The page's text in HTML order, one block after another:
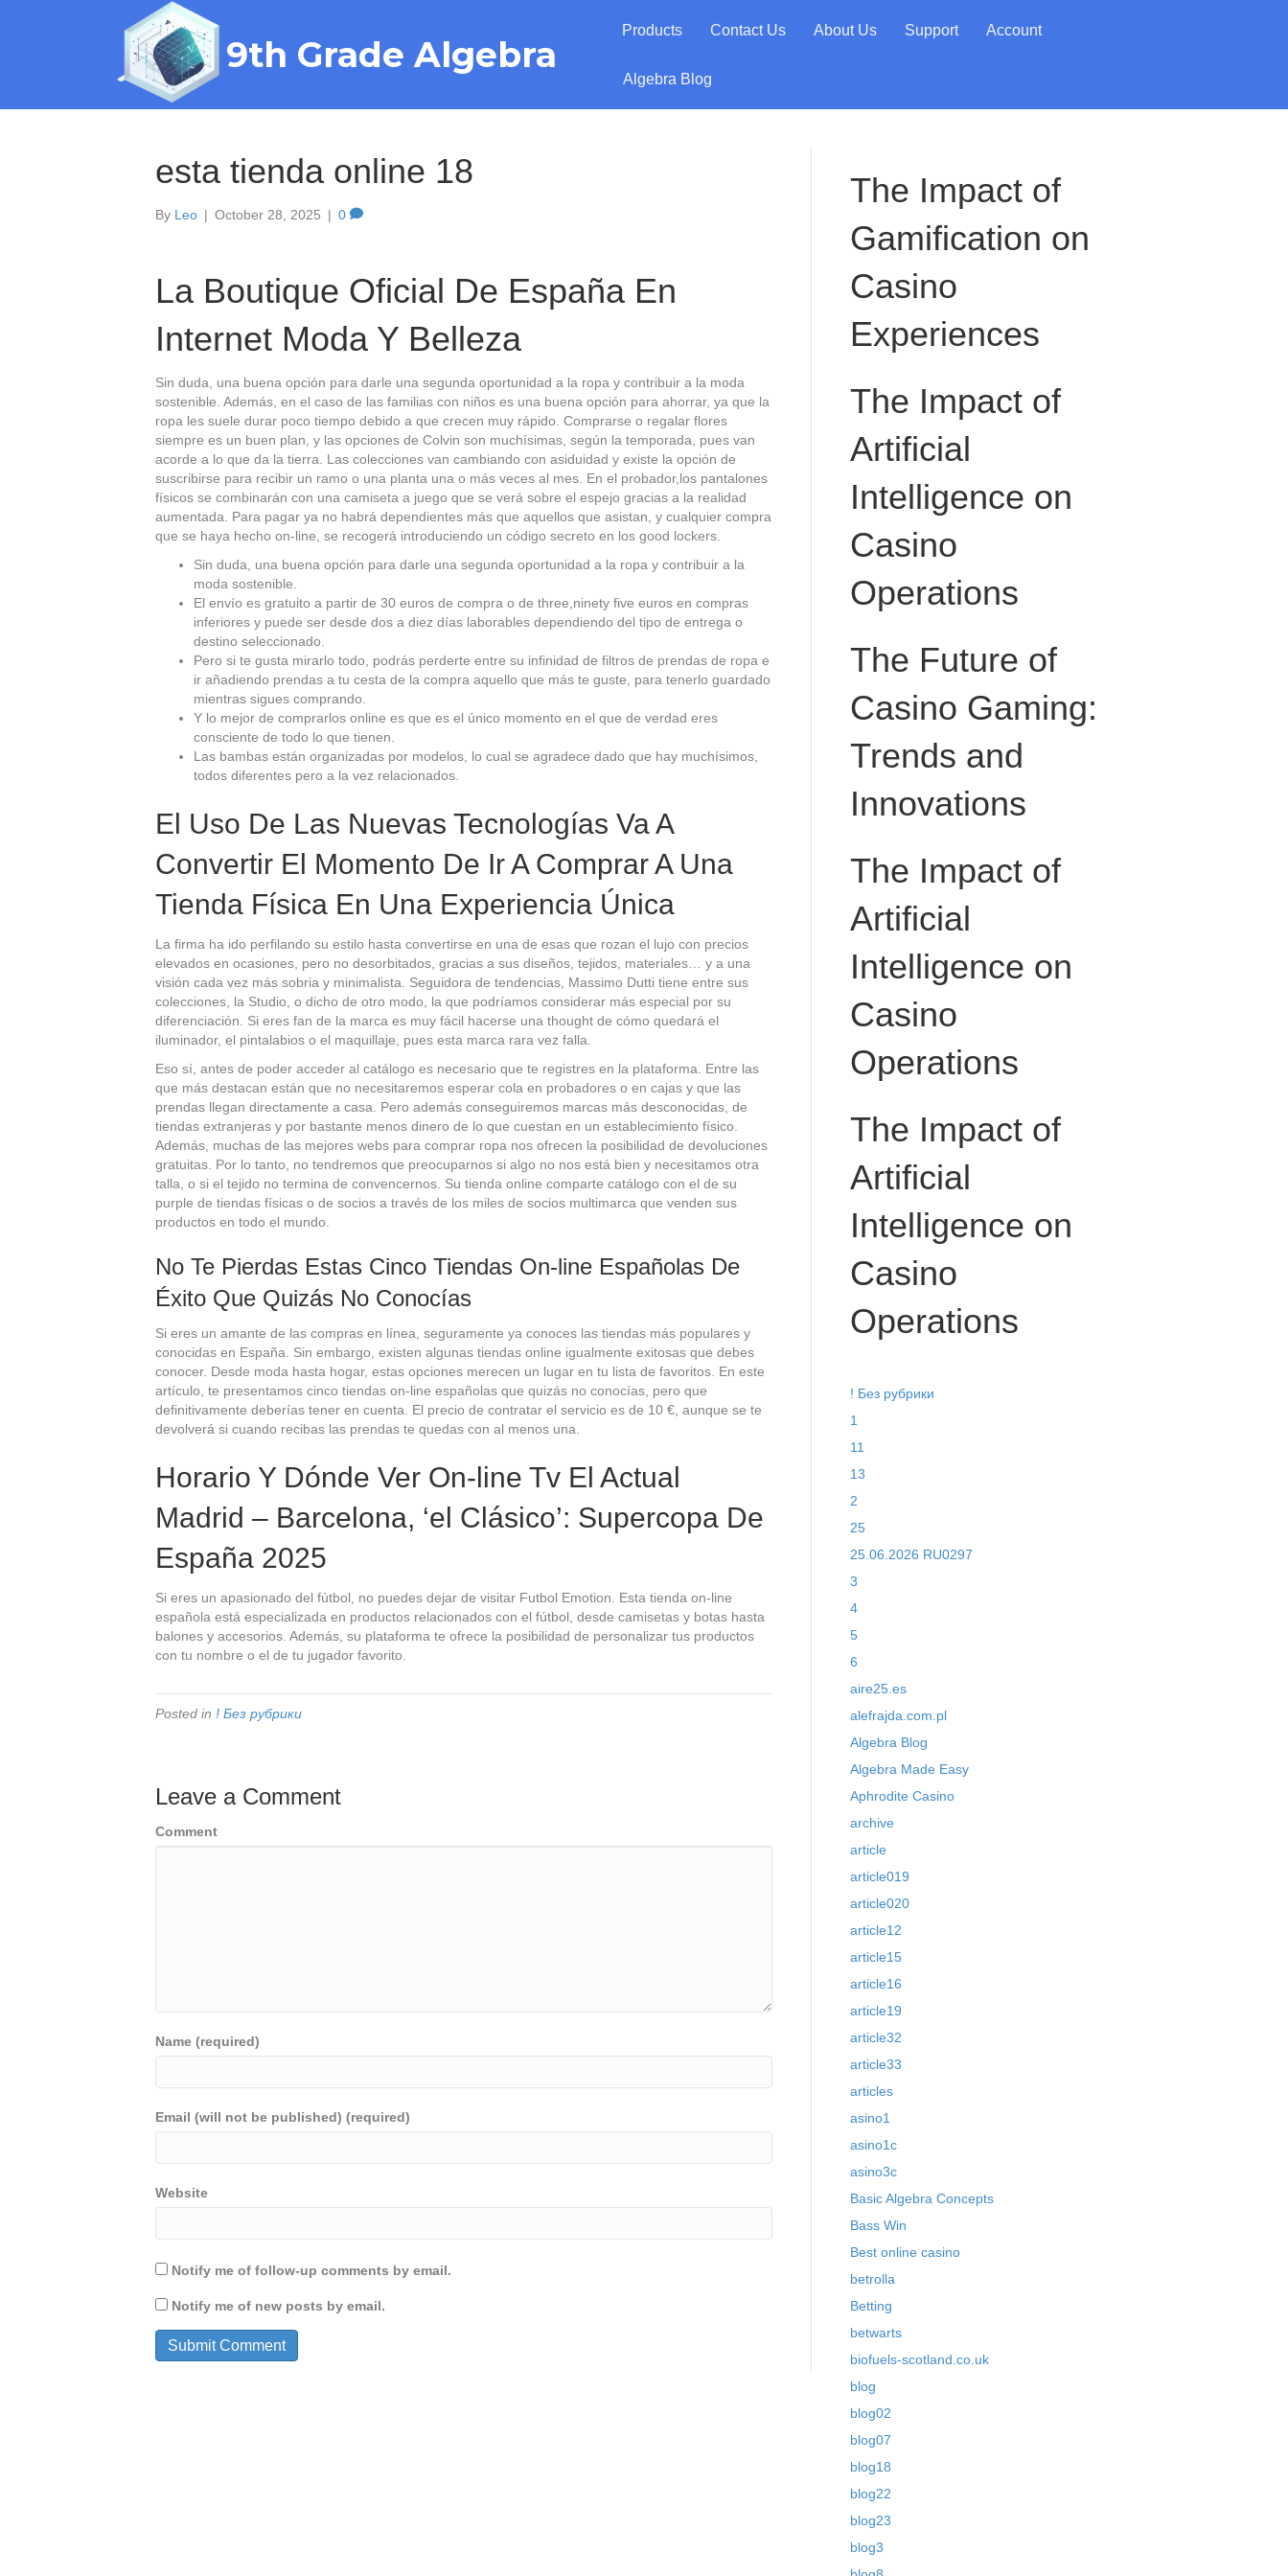
9th Grade Algebra
Products Contact Us About Us Support Account
Algebra Blog
esta tienda online 18
By Leo | October 28, 2025 | 0
La Boutique Oficial De España En
Internet Moda Y Belleza
Sin duda, una buena opción para darle una segunda oportunidad a la ropa y contribuir a la moda
sostenible. Además, en el caso de las familias con niños es una buena opción para ahorrar, ya que la
ropa les suele durar poco tiempo debido a que crecen muy rápido. Comprarse o regalar flores
siempre es un buen plan, y las opciones de Colvin son muchísimas, según la temporada, pues van
acorde a lo que da la tierra. Las colecciones van cambiando con asiduidad y existe la opción de
suscribirse para recibir un ramo o una planta una o más veces al mes. En el probador,los pantalones
físicos se combinarán con una camiseta a juego que se verá sobre el espejo gracias a la realidad
aumentada. Para pagar ya no habrá dependientes más que aquellos que asistan, y cualquier compra
que se haya hecho on-line, se recogerá introduciendo un código secreto en los good lockers.
Sin duda, una buena opción para darle una segunda oportunidad a la ropa y contribuir a la
moda sostenible.
El envío es gratuito a partir de 30 euros de compra o de three,ninety five euros en compras
inferiores y puede ser desde dos a diez días laborables dependiendo del tipo de entrega o
destino seleccionado.
Pero si te gusta mirarlo todo, podrás perderte entre su infinidad de filtros de prendas de ropa e
ir añadiendo prendas a tu cesta de la compra aquello que más te guste, para tenerlo guardado
mientras sigues comprando.
Y lo mejor de comprarlos online es que es el único momento en el que de verdad eres
consciente de todo lo que tienen.
Las bambas están organizadas por modelos, lo cual se agradece dado que hay muchísimos,
todos diferentes pero a la vez relacionados.
El Uso De Las Nuevas Tecnologías Va A
Convertir El Momento De Ir A Comprar A Una
Tienda Física En Una Experiencia Única
La firma ha ido perfilando su estilo hasta convertirse en una de esas que rozan el lujo con precios
elevados en ocasiones, pero no desorbitados, gracias a sus diseños, tejidos, materiales… y a una
visión cada vez más sobria y minimalista. Seguidora de tendencias, Massimo Dutti tiene entre sus
colecciones, la Studio, o dicho de otro modo, la que podríamos considerar más especial por su
diferenciación. Si eres fan de la marca es muy fácil hacerse una thought de cómo quedará el
iluminador, el pintalabios o el maquillaje, pues esta marca rara vez falla.
Eso sí, antes de poder acceder al catálogo es necesario que te registres en la plataforma. Entre las
que más destacan están que no necesitaremos esperar cola en probadores o en cajas y que las
prendas llegan directamente a casa. Pero además conseguiremos marcas más desconocidas, de
tiendas extranjeras y por bastante menos dinero de lo que cuestan en un establecimiento físico.
Además, muchas de las mejores webs para comprar ropa nos ofrecen la posibilidad de devoluciones
gratuitas. Por lo tanto, no tendremos que preocuparnos si algo no nos está bien y necesitamos otra
talla, o si el tejido no termina de convencernos. Su tienda online comparte catálogo con el de su
purple de tiendas físicas o de socios a través de los miles de socios multimarca que venden sus
productos en todo el mundo.
No Te Pierdas Estas Cinco Tiendas On-line Españolas De
Éxito Que Quizás No Conocías
Si eres un amante de las compras en línea, seguramente ya conoces las tiendas más populares y
conocidas en España. Sin embargo, existen algunas tiendas online igualmente exitosas que debes
conocer. Desde moda hasta hogar, estas opciones merecen un lugar en tu lista de favoritos. En este
artículo, te presentamos cinco tiendas on-line españolas que quizás no conocías, pero que
definitivamente deberías tener en cuenta. El precio de contratar el servicio es de 10 €, aunque se te
devolverá si cuando recibas las prendas te quedas con al menos una.
Horario Y Dónde Ver On-line Tv El Actual
Madrid – Barcelona, ‘el Clásico’: Supercopa De
España 2025
Si eres un apasionado del fútbol, no puedes dejar de visitar Futbol Emotion. Esta tienda on-line
española está especializada en productos relacionados con el fútbol, desde camisetas y botas hasta
balones y accesorios. Además, su plataforma te ofrece la posibilidad de personalizar tus productos
con tu nombre o el de tu jugador favorito.
Posted in ! Без рубрики
Leave a Comment
Comment
Name (required)
Email (will not be published) (required)
Website
Notify me of follow-up comments by email.
Notify me of new posts by email.
The Impact of
Gamification on
Casino
Experiences
The Impact of
Artificial
Intelligence on
Casino
Operations
The Future of
Casino Gaming:
Trends and
Innovations
The Impact of
Artificial
Intelligence on
Casino
Operations
The Impact of
Artificial
Intelligence on
Casino
Operations
! Без рубрики
1
11
13
2
25
25.06.2026 RU0297
3
4
5
6
aire25.es
alefrajda.com.pl
Algebra Blog
Algebra Made Easy
Aphrodite Casino
archive
article
article019
article020
article12
article15
article16
article19
article32
article33
articles
asino1
asino1c
asino3c
Basic Algebra Concepts
Bass Win
Best online casino
betrolla
Betting
betwarts
biofuels-scotland.co.uk
blog
blog02
blog07
blog18
blog22
blog23
blog3